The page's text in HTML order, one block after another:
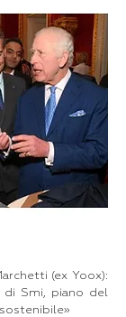
(ex Yoox):
di Smi, piano del